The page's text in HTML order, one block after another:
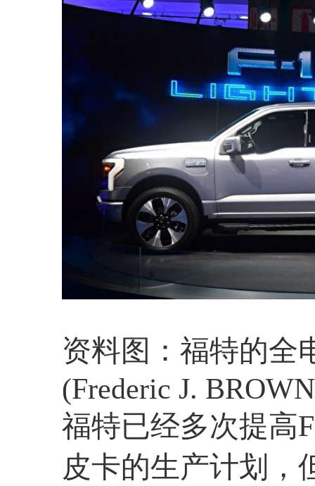
资料图：福特的全
(Frederic J.
福特已经多次提高
皮卡的生产计划，